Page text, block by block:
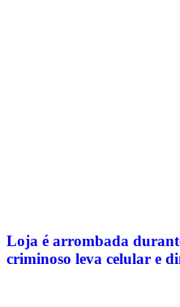
Loja é arrombada
criminoso leva celular e